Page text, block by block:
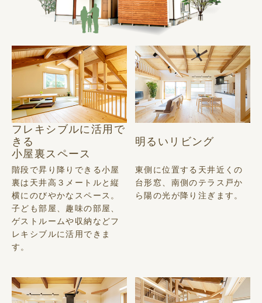
フレキシブルに活用で
きる
小屋裏スペース
階段で昇り降りできる小屋
裏は天井高３メートルと縦
横にのびやかなスペース。
子ども部屋、趣味の部屋、
ゲストルームや収納などフ
レキシブルに活用できま
す。
明るいリビング
東側に位置する天井近くの
台形窓、南側のテラス戸か
ら陽の光が降り注ぎます。